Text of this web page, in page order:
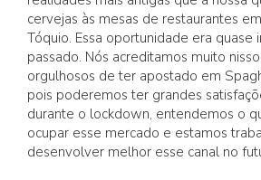
cervejas às mesas de restaurantes
Tóquio. Essa oportunidade era quase
passado. Nós acreditamos muito
orgulhosos de ter apostado em
pois poderemos ter grandes
durante o lockdown, entendemos o
ocupar esse mercado e estamos
desenvolver melhor esse canal no